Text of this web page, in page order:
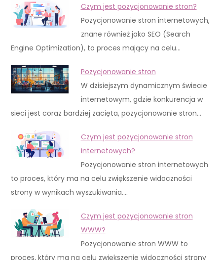
Czym jest pozycjonowanie stron?
Pozycjonowanie stron internetowych,
znane również jako SEO (Search
Engine Optimization), to proces mający na celu…
Pozycjonowanie stron
W dzisiejszym dynamicznym świecie
internetowym, gdzie konkurencja w
sieci jest coraz bardziej zacięta, pozycjonowanie stron…
Czym jest pozycjonowanie stron
internetowych?
Pozycjonowanie stron internetowych
to proces, który ma na celu zwiększenie widoczności
strony w wynikach wyszukiwania.…
Czym jest pozycjonowanie stron
WWW?
Pozycjonowanie stron WWW to
proces, który ma na celu zwiększenie widoczności strony